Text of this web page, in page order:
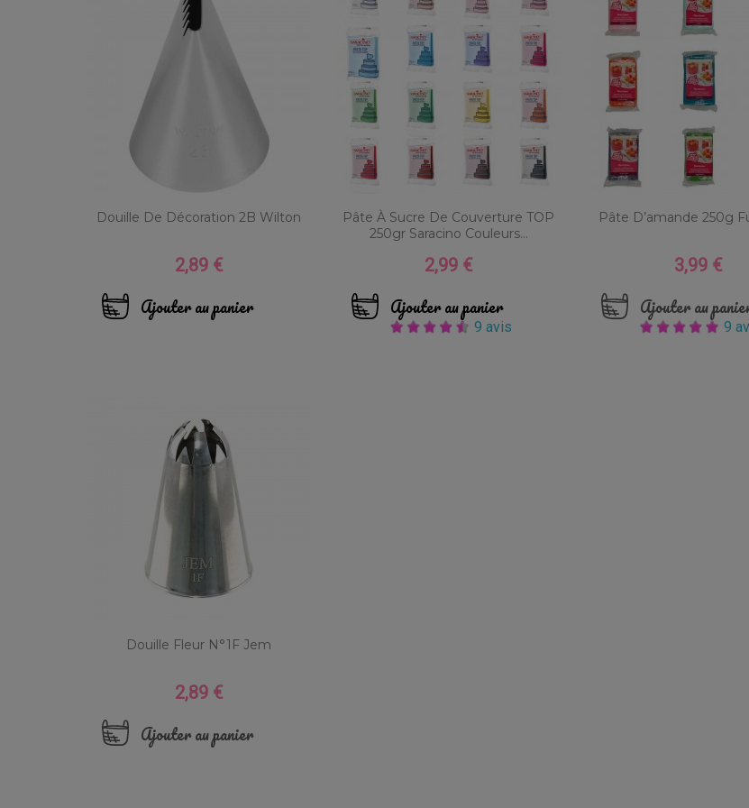
Douille De Décoration 2B Wilton
Prix
2,89 €
Ajouter au panier
Pâte À Sucre De Couverture TOP
250gr Saracino Couleurs...
Prix
2,99 €
Ajouter au panier
9 avis
Pâte D’amande 250g
Prix
3,99 €
Ajouter au
9
Douille Fleur N°1F Jem
Prix
2,89 €
Ajouter au panier